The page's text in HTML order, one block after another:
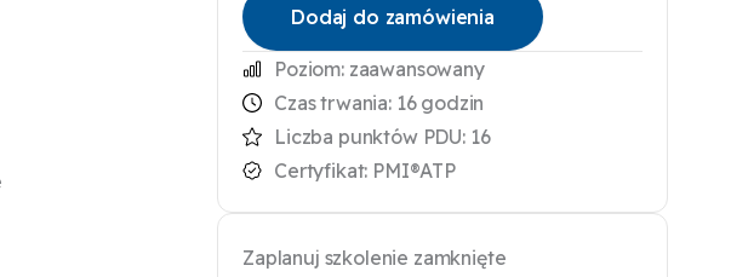
Dodaj do zamówienia
Poziom: zaawansowany
Czas trwania: 16 godzin
Liczba punktów PDU:16
Certyfikat: PMI®ATP
Zaplanuj szkolenie zamknięte